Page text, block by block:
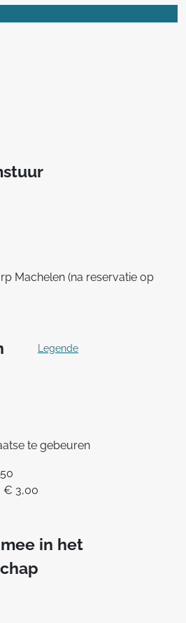
Machelen (na reservatie op
Legende
te gebeuren
€ 3,00
in het